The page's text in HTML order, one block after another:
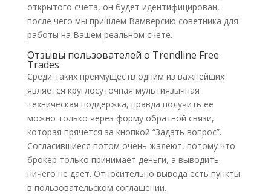
открытого счета, он будет идентифицирован,
после чего мы пришлем Вамверсию советника для
работы на Вашем реальном счете.
Отзывы пользователей о Trendline Free
Trades
Среди таких преимуществ одним из важнейших
является круглосуточная мультиязычная
техническая поддержка, правда получить ее
можно только через форму обратной связи,
которая прячется за кнопкой “Задать вопрос”.
Согласившиеся потом очень жалеют, потому что
брокер только принимает деньги, а выводить
ничего не дает. Относительно вывода есть пункты
в пользовательском соглашении.